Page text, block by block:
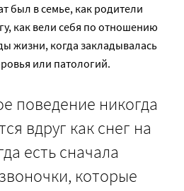
был в семье, как родители
как вели себя по отношению
жизни, когда закладывалась
или патологий.
поведение никогда
вдруг как снег на
есть сначала
которые